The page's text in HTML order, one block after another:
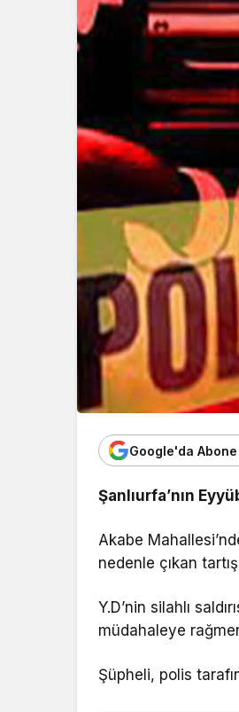
Google'da Abone
Şanlıurfa’nın
Akabe
nedenle çıkan
Y.D’nin silahlı
müdahaleye
Şüpheli, polis